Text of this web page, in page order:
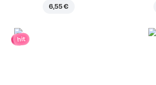
6,55 €
hit